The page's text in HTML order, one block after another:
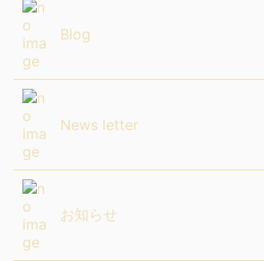
Blog
News letter
お知らせ